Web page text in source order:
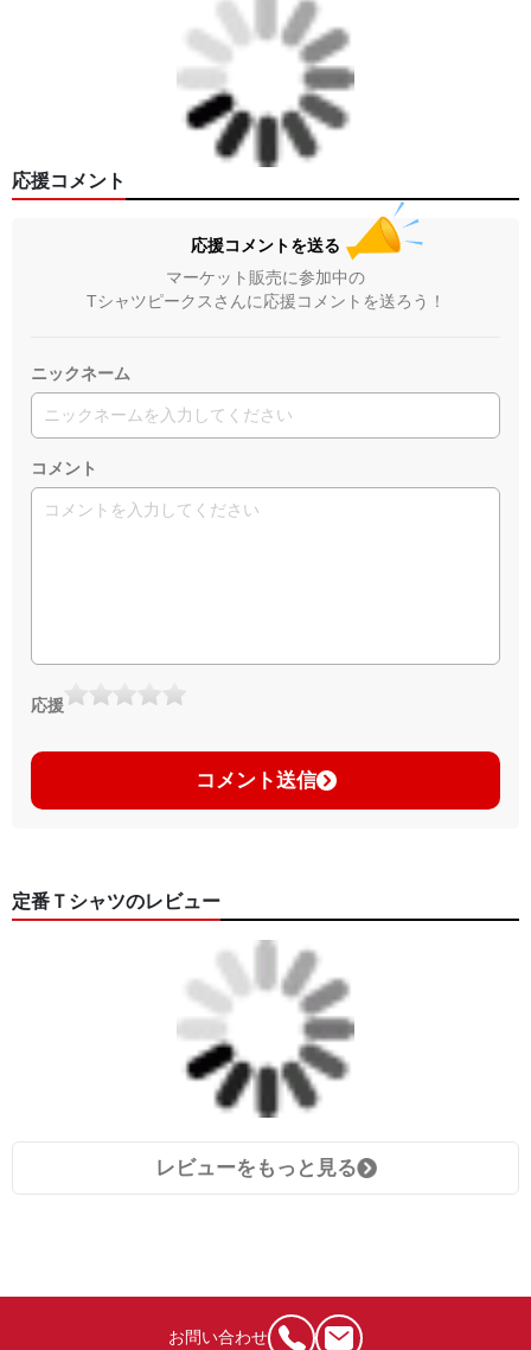
応援コメント
応援コメントを送る
マーケット販売に参加中の
Tシャツピークスさんに応援コメントを送ろう！
ニックネーム
コメント
応援
コメント送信
定番Ｔシャツのレビュー
レビューをもっと見る
お問い合わせ